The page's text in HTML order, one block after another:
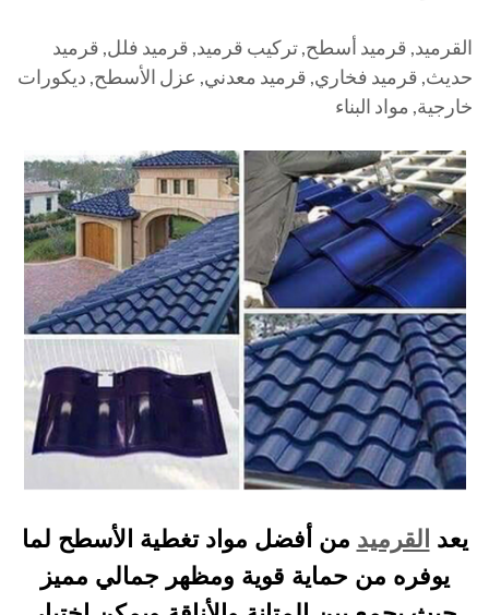
القرميد, قرميد أسطح, تركيب قرميد, قرميد فلل, قرميد
حديث, قرميد فخاري, قرميد معدني, عزل الأسطح, ديكورات
خارجية, مواد البناء
يعد القرميد من أفضل مواد تغطية الأسطح لما
يوفره من حماية قوية ومظهر جمالي مميز